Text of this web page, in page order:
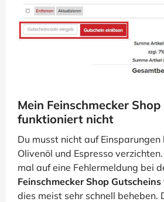
Mein Feinschmecker
funktioniert nicht
Du musst nicht auf Einsparungen
Olivenöl und Espresso
mal auf eine Fehlermeldung bei
Feinschmecker Shop Gutscheins
dies meist sehr schnell beheben.